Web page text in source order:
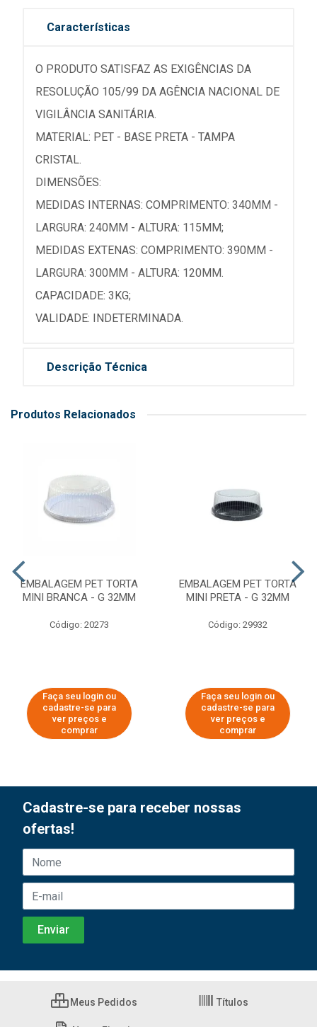
Características
O PRODUTO SATISFAZ AS EXIGÊNCIAS DA
RESOLUÇÃO 105/99 DA AGÊNCIA NACIONAL DE
VIGILÂNCIA SANITÁRIA.
MATERIAL: PET - BASE PRETA - TAMPA
CRISTAL.
DIMENSÕES:
MEDIDAS INTERNAS: COMPRIMENTO: 340MM -
LARGURA: 240MM - ALTURA: 115MM;
MEDIDAS EXTENAS: COMPRIMENTO: 390MM -
LARGURA: 300MM - ALTURA: 120MM.
CAPACIDADE: 3KG;
VALIDADE: INDETERMINADA.
Descrição Técnica
Produtos Relacionados
EMBALAGEM PET TORTA
MINI BRANCA - G 32MM
Código: 20273
Faça seu login ou
cadastre-se para
ver preços e
comprar
EMBALAGEM PET TORTA
MINI PRETA - G 32MM
Código: 29932
Faça seu login ou
cadastre-se para
ver preços e
comprar
Cadastre-se para receber nossas
ofertas!
Meus Pedidos Títulos